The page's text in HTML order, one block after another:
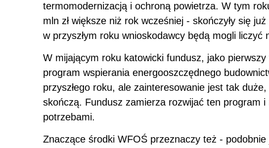
termomodernizacją i ochroną powietrza. W tym
mln zł większe niż rok wcześniej - skończyły się
w przyszłym roku wnioskodawcy będą mogli liczyć
W mijającym roku katowicki fundusz, jako pierwszy
program wspierania energooszczędnego
przyszłego roku, ale zainteresowanie jest tak
skończą. Fundusz zamierza rozwijać ten program
potrzebami.
Znaczące środki WFOŚ przeznaczy też -